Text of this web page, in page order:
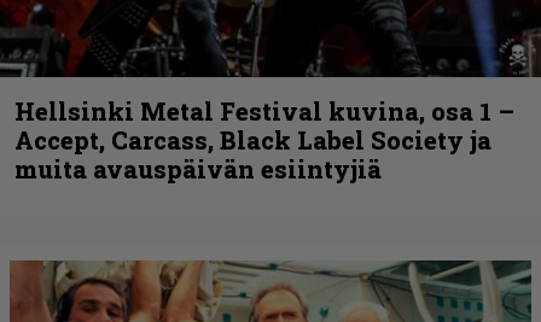
Hellsinki Metal Festival kuvina, osa 1 –
Accept, Carcass, Black Label Society ja
muita avauspäivän esiintyjiä